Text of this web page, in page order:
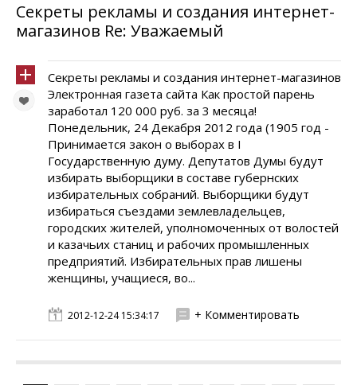
Секреты рекламы и создания интернет-
магазинов Re: Уважаемый
Секреты рекламы и создания интернет-магазинов
Электронная газета сайта Как простой парень
заработал 120 000 руб. за 3 месяца!
Понедельник, 24 Декабря 2012 года (1905 год -
Принимается закон о выборах в I
Государственную думу. Депутатов Думы будут
избирать выборщики в составе губернских
избирательных собраний. Выборщики будут
избираться съездами землевладельцев,
городских жителей, уполномоченных от волостей
и казачьих станиц и рабочих промышленных
предприятий. Избирательных прав лишены
женщины, учащиеся, во...
2012-12-24 15:34:17 + Комментировать